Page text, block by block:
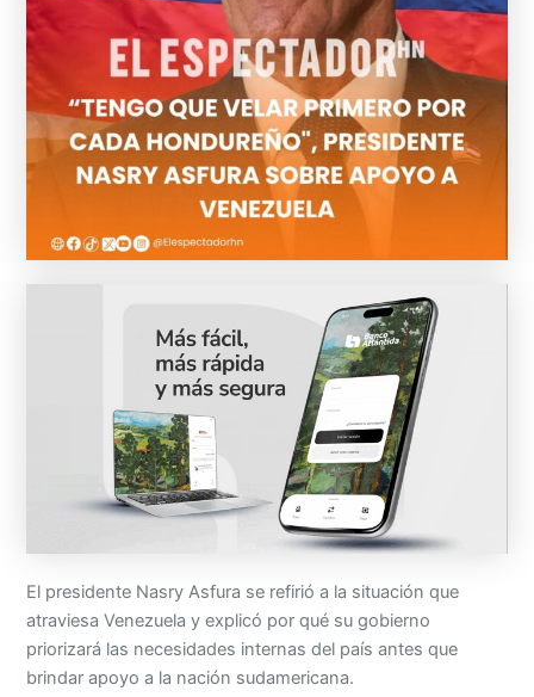
El presidente Nasry Asfura se refirió a la situación que
atraviesa Venezuela y explicó por qué su gobierno
priorizará las necesidades internas del país antes que
brindar apoyo a la nación sudamericana.